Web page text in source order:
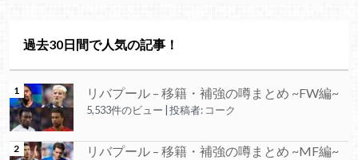
過去30日間で人気の記事！
リバプール – 移籍・補強の噂まとめ ~FW編~
5,533件のビュー |投稿者: コーク
リバプール – 移籍・補強の噂まとめ ~MF編~